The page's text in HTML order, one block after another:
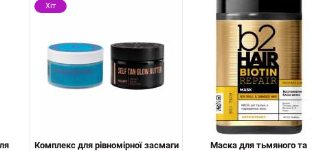
Хіт
Комплекс для рівномірної засмаги
Маска для тьмяного та